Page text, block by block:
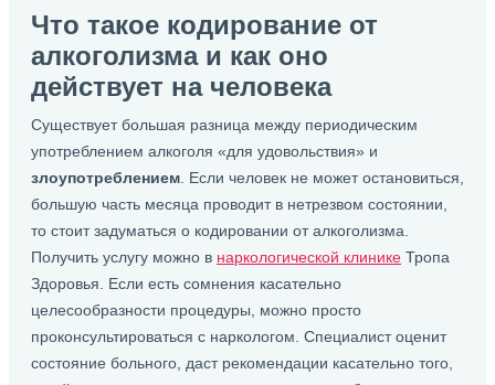
Что такое кодирование от
алкоголизма и как оно
действует на человека
Существует большая разница между периодическим
употреблением алкоголя «для удовольствия» и
злоупотреблением . Если человек не может остановиться,
большую часть месяца проводит в нетрезвом состоянии,
то стоит задуматься о кодировании от алкоголизма.
Получить услугу можно в наркологической клинике Тропа
Здоровья. Если есть сомнения касательно
целесообразности процедуры, можно просто
проконсультироваться с наркологом. Специалист оценит
состояние больного, даст рекомендации касательно того,